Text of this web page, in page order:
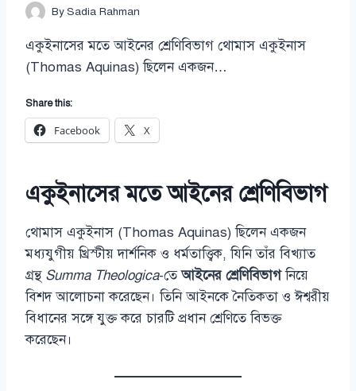
BySadia Rahman
একুইনাসের মতে আইনের শ্রেণিবিভাগ থোমাস একুইনাস
(Thomas Aquinas) ছিলেন একজন…
Share this:
Facebook X
একুইনাসের মতে আইনের শ্রেণিবিভাগ
থোমাস একুইনাস (Thomas Aquinas) ছিলেন একজন
মধ্যযুগীয় খ্রিস্টীয় দার্শনিক ও ধর্মতাত্ত্বিক, যিনি তাঁর বিখ্যাত
গ্রন্থ Summa Theologica-তেআইনের শ্রেণিবিভাগনিয়ে
বিশদ আলোচনা করেছেন। তিনি আইনকে নৈতিকতা ও ঈশ্বরীয়
বিধানের সঙ্গে যুক্ত করে চারটি প্রধান শ্রেণিতে বিভক্ত
করেছেন।